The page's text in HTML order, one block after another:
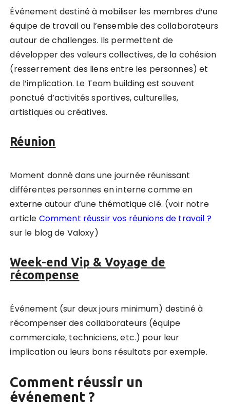
Événement destiné à mobiliser les membres d’une
équipe de travail ou l’ensemble des collaborateurs
autour de challenges. Ils permettent de
développer des valeurs collectives, de la cohésion
(resserrement des liens entre les personnes) et
de l’implication. Le Team building est souvent
ponctué d’activités sportives, culturelles,
artistiques ou créatives.
Réunion
Moment donné dans une journée réunissant
différentes personnes en interne comme en
externe autour d’une thématique clé. (voir notre
article Comment réussir vos réunions de travail ?
sur le blog de Valoxy)
Week-end Vip & Voyage de
récompense
Événement (sur deux jours minimum) destiné à
récompenser des collaborateurs (équipe
commerciale, techniciens, etc.) pour leur
implication ou leurs bons résultats par exemple.
Comment réussir un
événement ?